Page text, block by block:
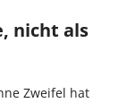
nicht als
Zweifel hat